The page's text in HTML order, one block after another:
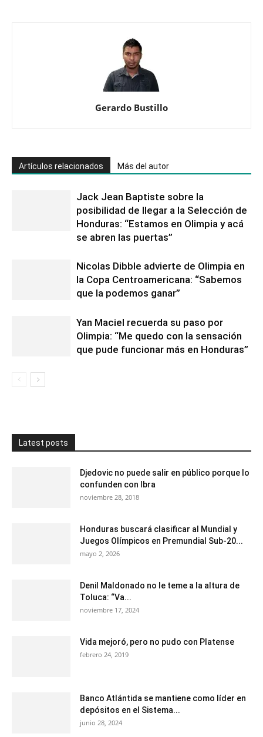
Gerardo Bustillo
Artículos relacionados Más del autor
Jack Jean Baptiste sobre la
posibilidad de llegar a la Selección de
Honduras: “Estamos en Olimpia y acá
se abren las puertas”
Nicolas Dibble advierte de Olimpia en
la Copa Centroamericana: “Sabemos
que la podemos ganar”
Yan Maciel recuerda su paso por
Olimpia: “Me quedo con la sensación
que pude funcionar más en Honduras”
Latest posts
Djedovic no puede salir en público porque lo
confunden con Ibra
noviembre 28, 2018
Honduras buscará clasificar al Mundial y
Juegos Olímpicos en Premundial Sub-20...
mayo 2, 2026
Denil Maldonado no le teme a la altura de
Toluca: “Va...
noviembre 17, 2024
Vida mejoró, pero no pudo con Platense
febrero 24, 2019
Banco Atlántida se mantiene como líder en
depósitos en el Sistema...
junio 28, 2024